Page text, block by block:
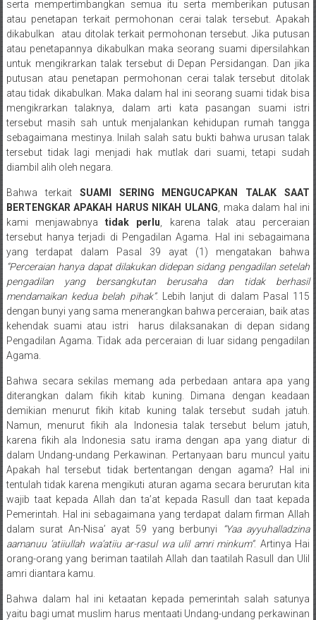
Tanjung
pati/
Sarilamak/
Hulu
air/
Pasaman/
Kapur
IX/
Pangkalan/
Riau/
Pekanbaru/
Bangkinang/
Duri/
Dumai
Pangkal
Pinang/
Sulawesi,
NTT/
Balik
papan/
Kalimantan
Kalimantan
Timur/
Kalimantan
Selatan/
Samarinda/Jawa
Barat/
jawa
Timur/
Terdekat
serta mempertimbangkan semua itu serta memberikan putusan
atau penetapan terkait permohonan cerai talak tersebut. Apakah
dikabulkan atau ditolak terkait permohonan tersebut. Jika putusan
atau penetapannya dikabulkan maka seorang suami dipersilahkan
untuk mengikrarkan talak tersebut di Depan Persidangan. Dan jika
putusan atau penetapan permohonan cerai talak tersebut ditolak
atau tidak dikabulkan. Maka dalam hal ini seorang suami tidak bisa
mengikrarkan talaknya, dalam arti kata pasangan suami istri
tersebut masih sah untuk menjalankan kehidupan rumah tangga
sebagaimana mestinya. Inilah salah satu bukti bahwa urusan talak
tersebut tidak lagi menjadi hak mutlak dari suami, tetapi sudah
diambil alih oleh negara.
Bahwa terkait SUAMI SERING MENGUCAPKAN TALAK SAAT
BERTENGKAR APAKAH HARUS NIKAH ULANG , maka dalam hal ini
kami menjawabnyatidak perlu , karena talak atau perceraian
tersebut hanya terjadi di Pengadilan Agama. Hal ini sebagaimana
yang terdapat dalam Pasal 39 ayat (1) mengatakan bahwa
“Perceraian hanya dapat dilakukan didepan sidang pengadilan setelah
pengadilan yang bersangkutan berusaha dan tidak berhasil
mendamaikan kedua belah pihak”. Lebih lanjut di dalam Pasal 115
dengan bunyi yang sama menerangkan bahwa perceraian, baik atas
kehendak suami atau istri harus dilaksanakan di depan sidang
Pengadilan Agama. Tidak ada perceraian di luar sidang pengadilan
Agama.
Bahwa secara sekilas memang ada perbedaan antara apa yang
diterangkan dalam fikih kitab kuning. Dimana dengan keadaan
demikian menurut fikih kitab kuning talak tersebut sudah jatuh.
Namun, menurut fikih ala Indonesia talak tersebut belum jatuh,
karena fikih ala Indonesia satu irama dengan apa yang diatur di
dalam Undang-undang Perkawinan. Pertanyaan baru muncul yaitu
Apakah hal tersebut tidak bertentangan dengan agama? Hal ini
tentulah tidak karena mengikuti aturan agama secara berurutan kita
wajib taat kepada Allah dan ta’at kepada Rasull dan taat kepada
Pemerintah. Hal ini sebagaimana yang terdapat dalam firman Allah
dalam surat An-Nisa’ ayat 59 yang berbunyi
“Yaa ayyuhalladzina
aamanuu ‘atiiullah wa’atiiu ar-rasul wa ulil amri minkum”. Artinya Hai
orang-orang yang beriman taatilah Allah dan taatilah Rasull dan Ulil
amri diantara kamu.
Bahwa dalam hal ini ketaatan kepada pemerintah salah satunya
yaitu bagi umat muslim harus mentaati Undang-undang perkawinan